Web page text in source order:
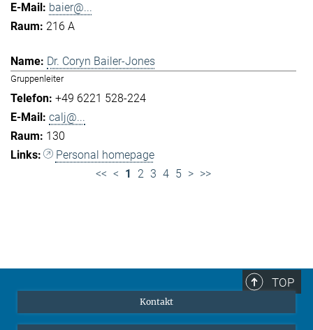
baier@...
216 A
Dr. Coryn Bailer-Jones
Gruppenleiter
+49 6221 528-224
calj@...
130
Personal homepage
<< < 1 2 3 4 5 > >>
TOP
Kontakt